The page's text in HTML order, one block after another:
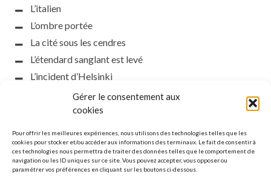
Gérer le consentement aux
cookies
Pour offrir les meilleures expériences, nous utilisons des technologies telles que les
cookies pour stocker et/ou accéder aux informations des terminaux. Le fait de consentir à
ces technologies nous permettra de traiter des données telles que le comportement de
navigation ou les ID uniques sur ce site. Vous pouvez accepter, vous opposer ou
paramétrer vos préférences en cliquant sur les boutons ci-dessous.
L’italien
L’ombre portée
La cité sous les cendres
L’étendard sanglant est levé
L’incident d’Helsinki
la petite fasciste
Toutes les nuances de la nuit
Que s’obscurcissent le soleil et la lumière
Le silence